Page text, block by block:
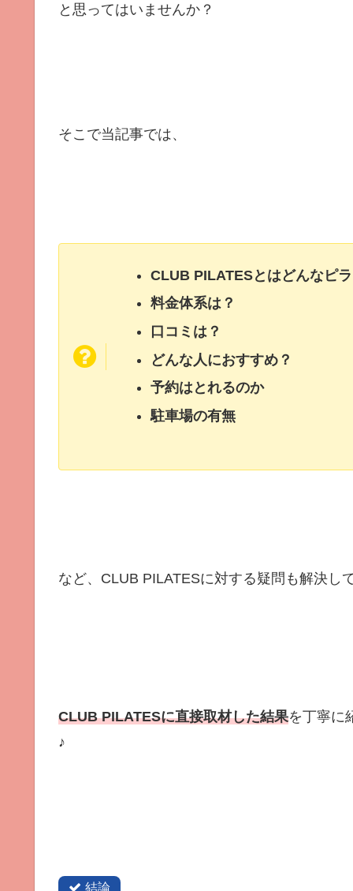
と思ってはいませんか？
そこで当記事では、
CLUB PILATESとはどんなピ
料金体系は？
口コミは？
どんな人におすすめ？
予約はとれるのか
駐車場の有無
など、CLUB PILATESに対する疑問も解決し
CLUB PILATESに直接取材した結果を丁寧に
♪
結論